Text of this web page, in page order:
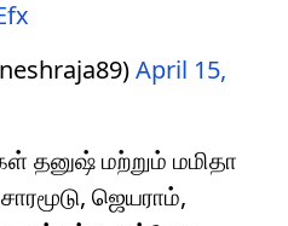
April 15,
தனுஷ் மற்றும் மமிதா
ஜெயராம்,